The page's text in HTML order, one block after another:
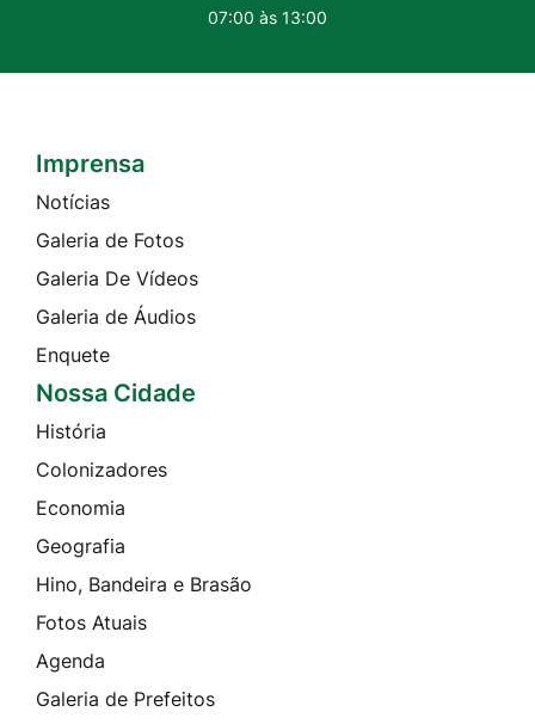
07:00 às 13:00
Seção do Rodapé e Contato
Imprensa
Notícias
Galeria de Fotos
Galeria De Vídeos
Galeria de Áudios
Enquete
Nossa Cidade
História
Colonizadores
Economia
Geografia
Hino, Bandeira e Brasão
Fotos Atuais
Agenda
Galeria de Prefeitos